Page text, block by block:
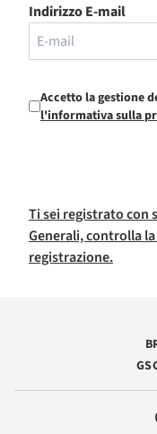
Indirizzo E-mail
Accetto la gestione
l'informativa sulla
Ti sei registrato con
Generali, controlla
registrazione.